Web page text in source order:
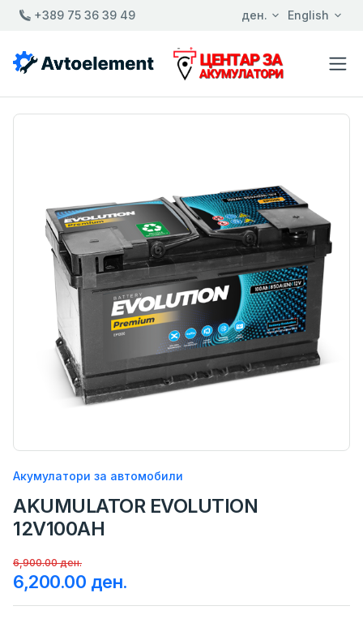
+389 75 36 39 49 ден. English
Акумулатори за автомобили
AKUMULATOR EVOLUTION
12V100AH
6,900.00 ден.
6,200.00 ден.